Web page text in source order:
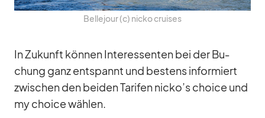
Bel­le­jour (c) nicko crui­ses
In Zu­kunft kön­nen In­ter­es­sen­ten bei der Bu­
chung ganz ent­spannt und bes­tens in­for­miert
zwi­schen den bei­den Ta­ri­fen nicko’s choice und
my choice wäh­len.